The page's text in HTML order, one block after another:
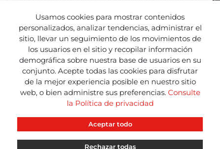
Nuestra valoración final, es muy positiva, ya que en
nuestro “stand” hemos recibido visitas profesionales
de más de 300 empresas en los 4 días de actividad
de la Feria.
Sin duda ha sido una gran experiencia compartida,
que pensamos renovar el la próxima edición que se
celebrará del 26 al 29 de Abril de 2027.
Usamos cookies para mostrar contenidos
personalizados, analizar tendencias, administrar el
sitio, llevar un seguimiento de los movimientos de
los usuarios en el sitio y recopilar información
demográfica sobre nuestra base de usuarios en su
conjunto. Acepte todas las cookies para disfrutar
de la mejor experiencia posible en nuestro sitio
web, o bien administre sus preferencias. Consulte
la Política de privacidad
Aceptar todo
Rechazar todas